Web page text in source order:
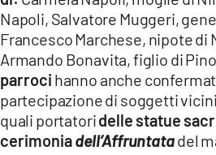
Napoli, Salvatore Muggeri,
Francesco Marchese, nipote di
Armando Bonavita, figlio di
parroci hanno anche
partecipazione di soggetti
quali portatoridelle statue
cerimoniadell’Affruntatadel